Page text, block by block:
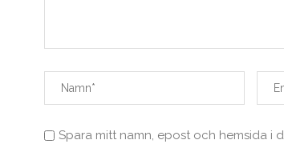
Spara mitt namn, epost och hemsida i